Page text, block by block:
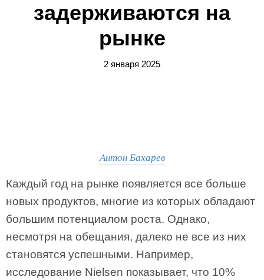
задерживаются на
рынке
2 января 2025
Антон Бахарев
Каждый год на рынке появляется все больше
новых продуктов, многие из которых обладают
большим потенциалом роста. Однако,
несмотря на обещания, далеко не все из них
становятся успешными. Например,
исследование Nielsen показывает, что 10%